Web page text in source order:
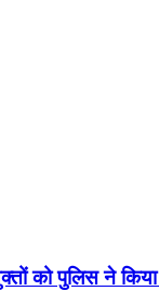
को पुलिस ने किया